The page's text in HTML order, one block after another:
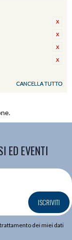
CANCELLA TUTTO
ED EVENTI
ISCRIVITI
dei miei dati